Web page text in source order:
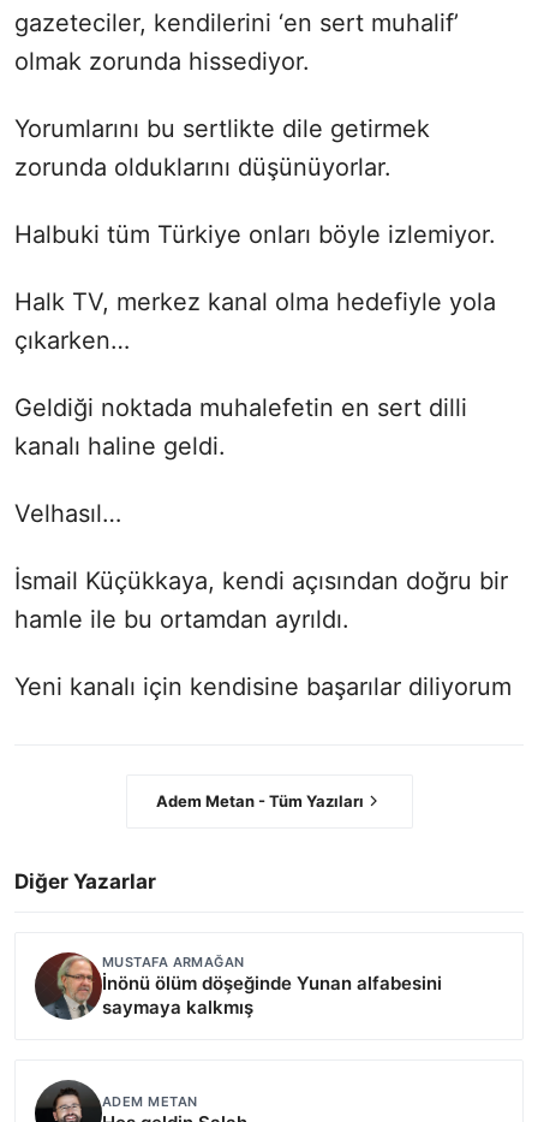
gazeteciler, kendilerini ‘en sert muhalif’
olmak zorunda hissediyor.
Yorumlarını bu sertlikte dile getirmek
zorunda olduklarını düşünüyorlar.
Halbuki tüm Türkiye onları böyle izlemiyor.
Halk TV, merkez kanal olma hedefiyle yola
çıkarken…
Geldiği noktada muhalefetin en sert dilli
kanalı haline geldi.
Velhasıl…
İsmail Küçükkaya, kendi açısından doğru bir
hamle ile bu ortamdan ayrıldı.
Yeni kanalı için kendisine başarılar diliyorum
Adem Metan - Tüm Yazıları
Diğer Yazarlar
MUSTAFA ARMAĞAN
İnönü ölüm döşeğinde Yunan alfabesini
saymaya kalkmış
ADEM METAN